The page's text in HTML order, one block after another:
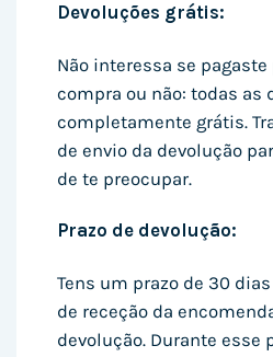
Devoluções grátis:
Não interessa se
compra ou não: todas as
completamente grátis.
de envio da devolução
de te preocupar.
Prazo de devolução:
Tens um prazo de 30
de receção da
devolução. Durante esse